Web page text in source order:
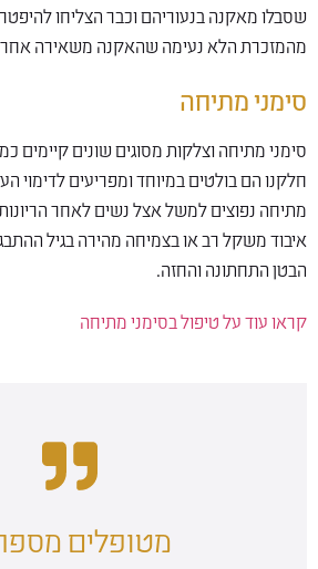
שסבלו מאקנה בנעוריהם וכבר הצליחו
מהמזכרת הלא נעימה שהאקנה משאירה
סימני מתיחה
סימני מתיחה וצלקות מסוגים שונים קיימים
חלקנו הם בולטים במיוחד ומפריעים לדימוי
מתיחה נפוצים למשל אצל נשים לאחר
איבוד משקל רב או בצמיחה מהירה בגיל
הבטן התחתונה והחזה.
קראו עוד על טיפול בסימני מתיחה
מטופלים